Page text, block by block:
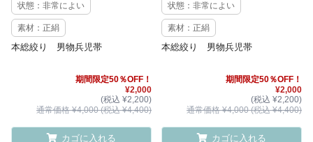
状態：非常によい
素材：正絹
本総絞り 男物兵児帯
期間限定50％OFF！
¥2,000
(税込 ¥2,200)
通常価格 ¥4,000 (税込 ¥4,400)
カゴに入れる
状態：非常によい
素材：正絹
本総絞り 男物兵児帯
期間限定50％OFF！
¥2,000
(税込 ¥2,200)
通常価格 ¥4,000 (税込 ¥4,400)
カゴに入れる